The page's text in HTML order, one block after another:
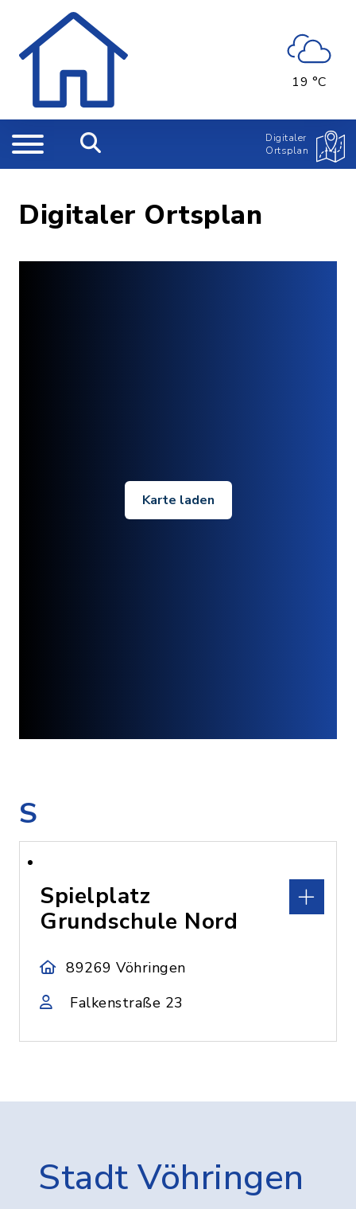
19 °C
Digitaler
Ortsplan
Digitaler Ortsplan
Karte laden
S
Spielplatz
Grundschule Nord
89269 Vöhringen
Falkenstraße 23
Stadt Vöhringen